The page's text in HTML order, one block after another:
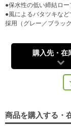
●保水性の低い締結ロ
●風によるバタツキな
採用（グレー／ブラック
購入先・在
商品を購入する・